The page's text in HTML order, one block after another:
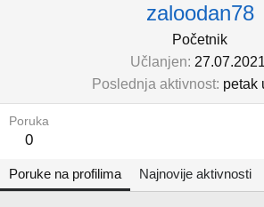
zaloodan78
Početnik
Učlanjen
Poslednja aktivnost petak
Poruka
0
Poruke na profilima Najnovije aktivnosti